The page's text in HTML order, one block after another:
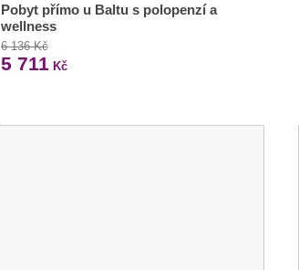
Pobyt přímo u Baltu s polopenzí a
wellness
6 136 Kč
5 711 Kč